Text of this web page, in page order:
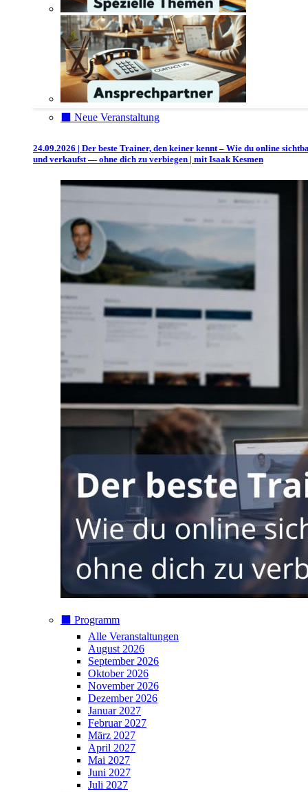
⬛️ Neue Veranstaltung
24.09.2026 | Der beste Trainer, den keiner kennt – Wie du online
und verkaufst — ohne dich zu verbiegen | mit Isaak Kesmen
⬛️ Programm
Alle Veranstaltungen
August 2026
September 2026
Oktober 2026
November 2026
Dezember 2026
Januar 2027
Februar 2027
März 2027
April 2027
Mai 2027
Juni 2027
Juli 2027